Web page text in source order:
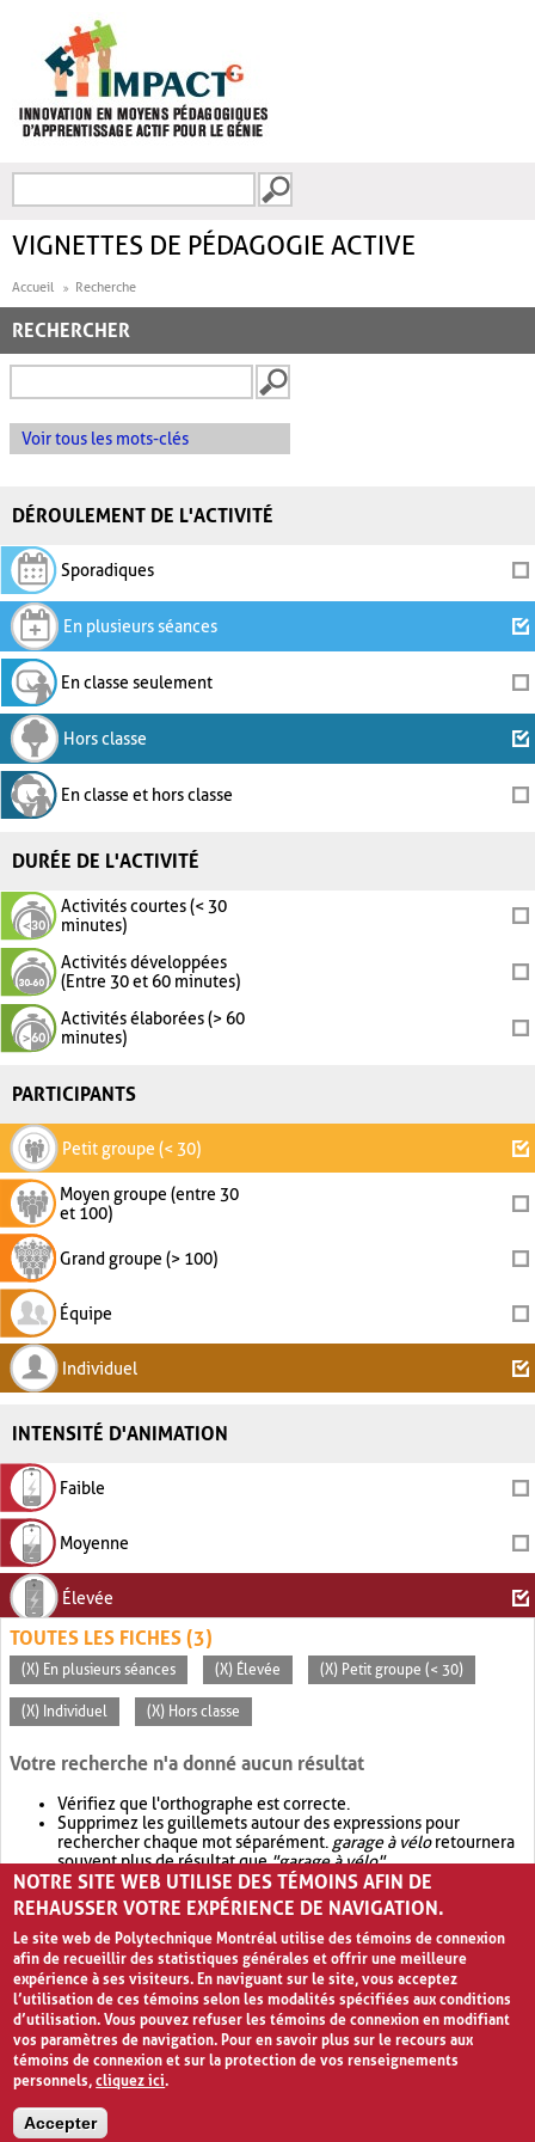
FORMULAIRE DE
VIGNETTES DE PÉDAGOGIE ACTIVE
Accueil Recherche
RECHERCHER
Voir tous les mots-clés
DÉROULEMENT DE L'ACTIVITÉ
Sporadiques
En plusieurs séances
En classe seulement
Hors classe
En classe et hors classe
DURÉE DE L'ACTIVITÉ
Activités courtes (< 30
minutes)
Activités développées
(Entre 30 et 60 minutes)
Activités élaborées (> 60
minutes)
PARTICIPANTS
Petit groupe (< 30)
Moyen groupe (entre 30
et 100)
Grand groupe (> 100)
Équipe
Individuel
INTENSITÉ D'ANIMATION
Faible
Moyenne
Élevée
TOUTES LES FICHES (3)
(X) En plusieurs séances (X) Élevée (X) Petit groupe (< 30)
(X) Individuel (X) Hors classe
Votre recherche n'a donné aucun résultat
Vérifiez que l'orthographe est correcte.
Supprimez les guillemets autour des expressions pour
rechercher chaque mot séparément. garage à véloretournera
souvent plus de résultat que"garage à vélo".
Envisagez d'élargir votre recherche avec OR.garage OR vélo
retournera souvent plus de résultat quegarage à vélo
NOTRE SITE WEB UTILISE DES TÉMOINS AFIN DE
REHAUSSER VOTRE EXPÉRIENCE DE NAVIGATION.
Le site web de Polytechnique Montréal utilise des témoins de connexion
afin de recueillir des statistiques générales et offrir une meilleure
expérience à ses visiteurs. En naviguant sur le site, vous acceptez
l’utilisation de ces témoins selon les modalités spécifiées aux conditions
d’utilisation. Vous pouvez refuser les témoins de connexion en modifiant
vos paramètres de navigation. Pour en savoir plus sur le recours aux
témoins de connexion et sur la protection de vos renseignements
personnels,cliquez ici.
Accepter